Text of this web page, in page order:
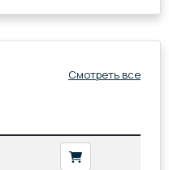
Смотреть все